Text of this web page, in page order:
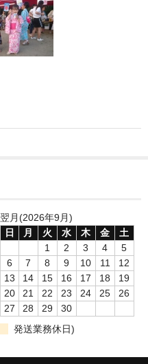
翌月(2026年9月)
日
月 火 水 木 金
土
1
2 3 4
5
6
7 8 9 10 11
12
13
14 15 16 17 18
19
20
21 22 23 24 25
26
27
28 29
30
発送業務休日)